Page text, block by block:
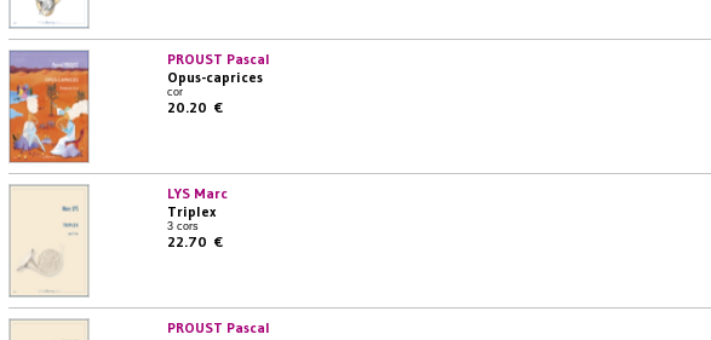
PROUST Pascal
Opus-caprices
cor
20.20 €
LYS Marc
Triplex
3 cors
22.70 €
PROUST Pascal